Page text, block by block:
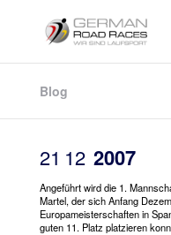
Blog
21 12 2007
Angeführt wird die 1.
Martel, der sich Anfang
Europameisterschaften in
guten 11. Platz platzieren